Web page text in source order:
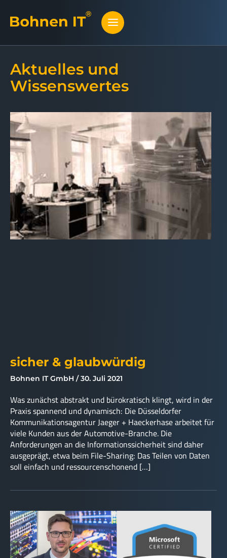
Aktuelles und
Wissenswertes
sicher & glaubwürdig
Bohnen IT GmbH 30. Juli 2021
Was zunächst abstrakt und bürokratisch klingt, wird in der
Praxis spannend und dynamisch: Die Düsseldorfer
Kommunikationsagentur Jaeger + Haeckerhase arbeitet für
viele Kunden aus der Automotive-Branche. Die
Anforderungen an die Informationssicherheit sind daher
ausgeprägt, etwa beim File-Sharing: Das Teilen von Daten
soll einfach und ressourcenschonend […]